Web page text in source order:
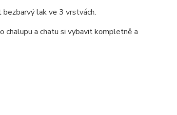
lak ve 3 vrstvách.
chalupu a chatu si vybavit kompletně a